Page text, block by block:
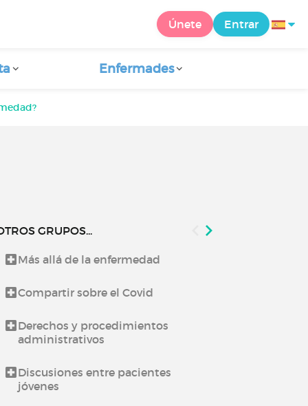
Únete Entrar
Enfermades
GRUPOS...
Más allá de la enfermedad
Compartir sobre el Covid
Derechos y procedimientos
administrativos
Discusiones entre pacientes
jóvenes